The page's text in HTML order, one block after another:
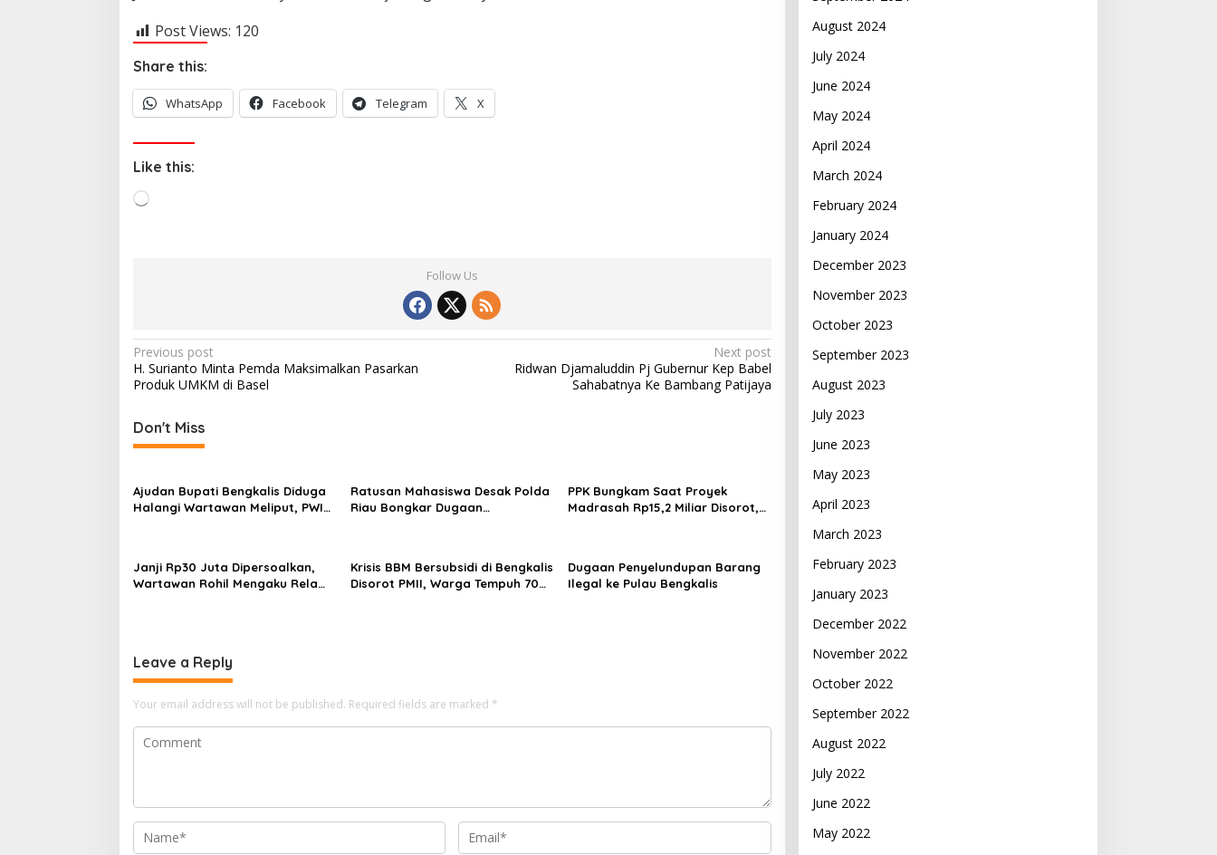
Post Views: 120
Share this:
WhatsApp Facebook Telegram X
Like this:
…
Follow Us
P
o
t
n
a
v
g
a
o
n
Previous post
H. Surianto Minta Pemda Maksimalkan Pasarkan
Produk UMKM di Basel
Next post
Ridwan Djamaluddin Pj Gubernur Kep Babel
Sahabatnya Ke Bambang Patijaya
Don't Miss
Ajudan Bupati Bengkalis Diduga
Halangi Wartawan Meliput, PWI
Ratusan Mahasiswa Desak Polda
Riau Bongkar Dugaan
PPK Bungkam Saat Proyek
Madrasah Rp15,2 Miliar Disorot,
Janji Rp30 Juta Dipersoalkan,
Wartawan Rohil Mengaku Rela
Krisis BBM Bersubsidi di Bengkalis
Disorot PMII, Warga Tempuh 70
Dugaan Penyelundupan Barang
Ilegal ke Pulau Bengkalis
Leave a Reply
Your email address will not be published. Required fields are marked *
August 2024
July 2024
June 2024
May 2024
April 2024
March 2024
February 2024
January 2024
December 2023
November 2023
October 2023
September 2023
August 2023
July 2023
June 2023
May 2023
April 2023
March 2023
February 2023
January 2023
December 2022
November 2022
October 2022
September 2022
August 2022
July 2022
June 2022
May 2022